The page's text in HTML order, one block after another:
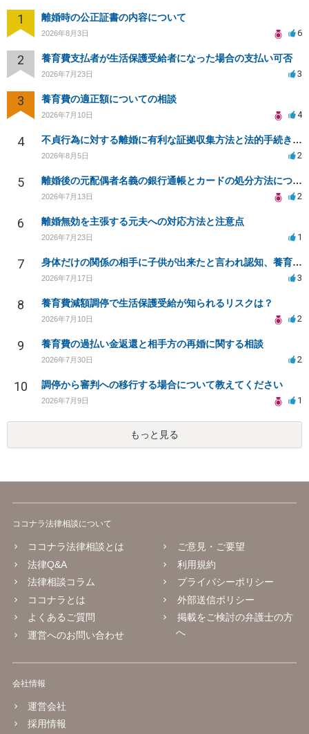
1 離婚時の公正証書の内容について
2026年8月3日 6
2 養育費支払者が生活保護受給者になった場合の支払い可否
2026年7月23日 3
3 養育費の適正額についての相談
2026年7月10日 4
4 不貞行為に対する離婚に有利な証拠収集方法と法的手続きについて
2026年8月5日 2
5 離婚後の元配偶者名義の銀行通帳とカードの処分方法について
2026年7月13日 2
6 離婚無効を主張する元夫への対応方法と注意点
2026年7月23日 1
7 身体だけの関係の相手に子供が出来たと言われ認知、養育費を要求されているが自身の子供か分からない
2026年7月17日 3
8 養育費減額調停で生活保護受給が知られるリスクは？
2026年7月10日 2
9 養育費の過払い金返還と相手方の再婚に関する相談
2026年7月30日 2
10 調停から審判への移行する場合について教えてください
2026年7月9日 1
もっと見る
ココナラ法律相談について
ココナラ法律相談とは
法律Q&A
法律相談コラム
ココナラとは
よくあるご質問
運営へのお問い合わせ
ご意見・ご要望
利用規約
プライバシーポリシー
外部送信ポリシー
掲載をご検討の弁護士の方
へ
会社情報
運営会社
採用情報